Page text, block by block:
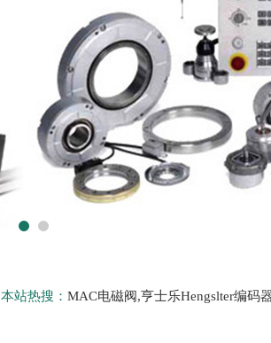
本站热搜： MAC电磁阀,亨士乐Hengslter编码